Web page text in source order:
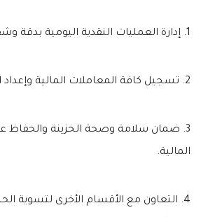
إدارة العمليات النقدية اليومية بدقة
تسجيل كافة المعاملات المالية وإعداد
ضمان سلامة وصحة الخزينة والحفاظ
المالية.
التعاون مع الأقسام الأخرى لتسوية